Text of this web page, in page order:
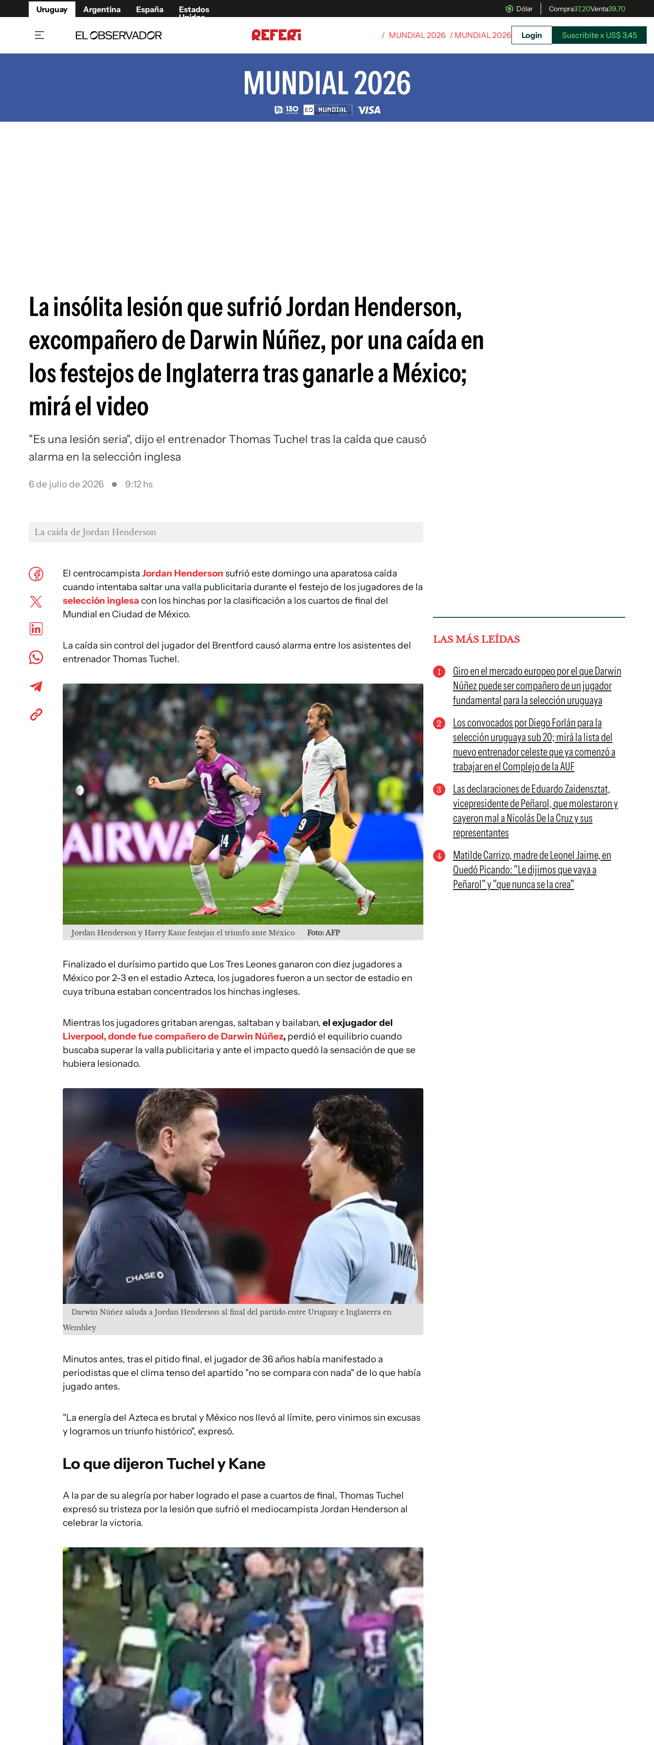
Uruguay Argentina España
Estados
Unidos
Dólar Compra37,20Venta39,70
/ MUNDIAL 2026 / MUNDIAL 2026 Login Suscribite x US$ 3,45
La insólita lesión que sufrió Jordan Henderson,
excompañero de Darwin Núñez, por una caída en
los festejos de Inglaterra tras ganarle a México;
mirá el video
"Es una lesión seria", dijo el entrenador Thomas Tuchel tras la caída que causó
alarma en la selección inglesa
6 de julio de 2026 9:12 hs
La caída de Jordan Henderson
El centrocampista Jordan Henderson sufrió este domingo una aparatosa caída
cuando intentaba saltar una valla publicitaria durante el festejo de los jugadores de la
selección inglesa con los hinchas por la clasificación a los cuartos de final del
Mundial en Ciudad de México.
La caída sin control del jugador del Brentford causó alarma entre los asistentes del
entrenador Thomas Tuchel.
Jordan Henderson y Harry Kane festejan el triunfo ante México Foto: AFP
Finalizado el durísimo partido que Los Tres Leones ganaron con diez jugadores a
México por 2-3 en el estadio Azteca, los jugadores fueron a un sector de estadio en
cuya tribuna estaban concentrados los hinchas ingleses.
Mientras los jugadores gritaban arengas, saltaban y bailaban, el exjugador del
Liverpool, donde fue compañero de Darwin Núñez, perdió el equilibrio cuando
buscaba superar la valla publicitaria y ante el impacto quedó la sensación de que se
hubiera lesionado.
Darwin Núñez saluda a Jordan Henderson al final del partido entre Uruguay e Inglaterra en
Wembley
Minutos antes, tras el pitido final, el jugador de 36 años había manifestado a
periodistas que el clima tenso del apartido "no se compara con nada" de lo que había
jugado antes.
"La energía del Azteca es brutal y México nos llevó al límite, pero vinimos sin excusas
y logramos un triunfo histórico", expresó.
Lo que dijeron Tuchel y Kane
A la par de su alegría por haber logrado el pase a cuartos de final, Thomas Tuchel
expresó su tristeza por la lesión que sufrió el mediocampista Jordan Henderson al
celebrar la victoria.
LAS MÁS LEÍDAS
Giro en el mercado europeo por el que Darwin
Núñez puede ser compañero de un jugador
fundamental para la selección uruguaya
Los convocados por Diego Forlán para la
selección uruguaya sub 20; mirá la lista del
nuevo entrenador celeste que ya comenzó a
trabajar en el Complejo de la AUF
Las declaraciones de Eduardo Zaidensztat,
vicepresidente de Peñarol, que molestaron y
cayeron mal a Nicolás De la Cruz y sus
representantes
Matilde Carrizo, madre de Leonel Jaime, en
Quedó Picando: "Le dijimos que vaya a
Peñarol" y "que nunca se la crea"